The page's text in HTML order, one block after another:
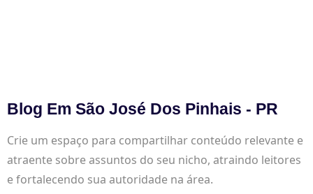
Blog Em São José Dos Pinhais - PR
Crie um espaço para compartilhar conteúdo relevante e
atraente sobre assuntos do seu nicho, atraindo leitores
e fortalecendo sua autoridade na área.